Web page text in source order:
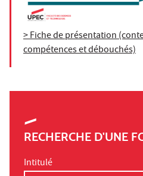
> Fiche de présentation
compétences et débouchés)
RECHERCHE D'UNE
Intitulé